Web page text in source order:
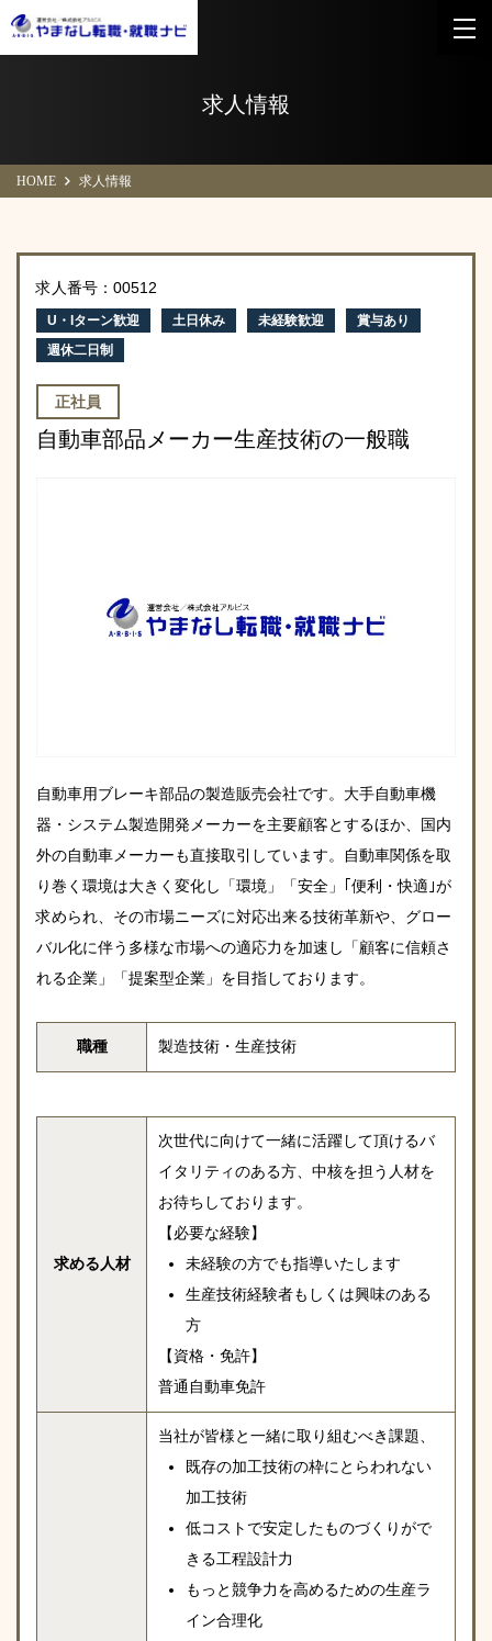
求人情報
HOME 求人情報
求人番号：00512
U・Iターン歓迎 土日休み 未経験歓迎
賞与あり
週休二日制
正社員
自動車部品メーカー生産技術の一般職
自動車用ブレーキ部品の製造販売会社です。大手自動車機
器・システム製造開発メーカーを主要顧客とするほか、国内
外の自動車メーカーも直接取引しています。自動車関係を取
り巻く環境は大きく変化し「環境」「安全」｢便利・快適｣が
求められ、その市場ニーズに対応出来る技術革新や、グロー
バル化に伴う多様な市場への適応力を加速し「顧客に信頼さ
れる企業」「提案型企業」を目指しております。
職種 製造技術・生産技術
求める人材
次世代に向けて一緒に活躍して頂けるバ
イタリティのある方、中核を担う人材を
お待ちしております。
【必要な経験】
未経験の方でも指導いたします
生産技術経験者もしくは興味のある
方
【資格・免許】
普通自動車免許
当社が皆様と一緒に取り組むべき課題、
既存の加工技術の枠にとらわれない
加工技術
低コストで安定したものづくりがで
きる工程設計力
もっと競争力を高めるための生産ラ
イン合理化